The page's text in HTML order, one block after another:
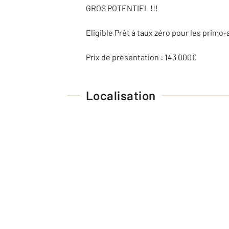
GROS POTENTIEL !!!
Eligible Prêt à taux zéro pour les primo-
Prix de présentation : 143 000€
Localisation